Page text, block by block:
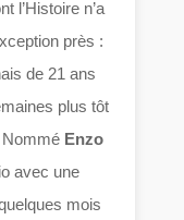
l’Histoire n’a
près :
de 21 ans
plus tôt
Enzo
avec une
mois